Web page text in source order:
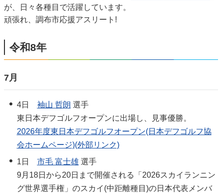
が、日々各種目で活躍しています。
頑張れ、調布市応援アスリート!
令和8年
7月
4日 袖山 哲朗 選手
東日本デフゴルフオープンに出場し、見事優勝。
2026年度東日本デフゴルフオープン(日本デフゴルフ協
会ホームページ)(外部リンク)
1日 市毛 富士雄選手
9月18日から20日まで開催される「2026スカイランニン
グ世界選手権」のスカイ(中距離種目)の日本代表メンバ